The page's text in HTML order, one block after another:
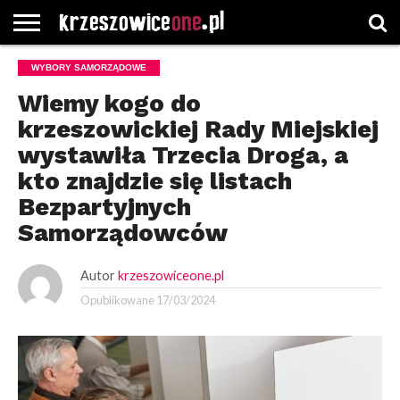
STRONA
GŁÓWNA
WYBORY
WYBIERZ
ROZKŁADY
GREGORCZYK
KONTAKT
WYBORY SAMORZĄDOWE
Wiemy kogo do
krzeszowickiej Rady Miejskiej
wystawiła Trzecia Droga, a
kto znajdzie się listach
Bezpartyjnych
Samorządowców
Autor krzeszowiceone.pl
Opublikowane 17/03/2024